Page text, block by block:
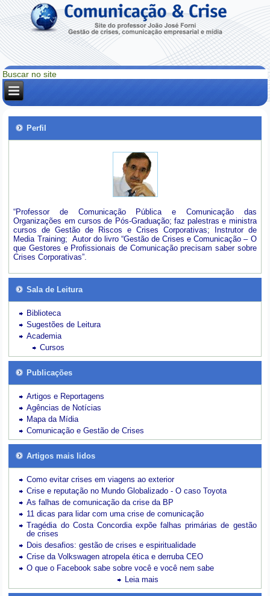
Perfil
“Professor de Comunicação Pública e Comunicação das
Organizações em cursos de Pós-Graduação; faz palestras e ministra
cursos de Gestão de Riscos e Crises Corporativas; Instrutor de
Media Training; Autor do livro “Gestão de Crises e Comunicação – O
que Gestores e Profissionais de Comunicação precisam saber sobre
Crises Corporativas”.
Sala de Leitura
Biblioteca
Sugestões de Leitura
Academia
Cursos
Publicações
Artigos e Reportagens
Agências de Notícias
Mapa da Mídia
Comunicação e Gestão de Crises
Artigos mais lidos
Como evitar crises em viagens ao exterior
Crise e reputação no Mundo Globalizado - O caso Toyota
As falhas de comunicação da crise da BP
11 dicas para lidar com uma crise de comunicação
Tragédia do Costa Concordia expõe falhas primárias de gestão
de crises
Dois desafios: gestão de crises e espiritualidade
Crise da Volkswagen atropela ética e derruba CEO
O que o Facebook sabe sobre você e você nem sabe
Leia mais